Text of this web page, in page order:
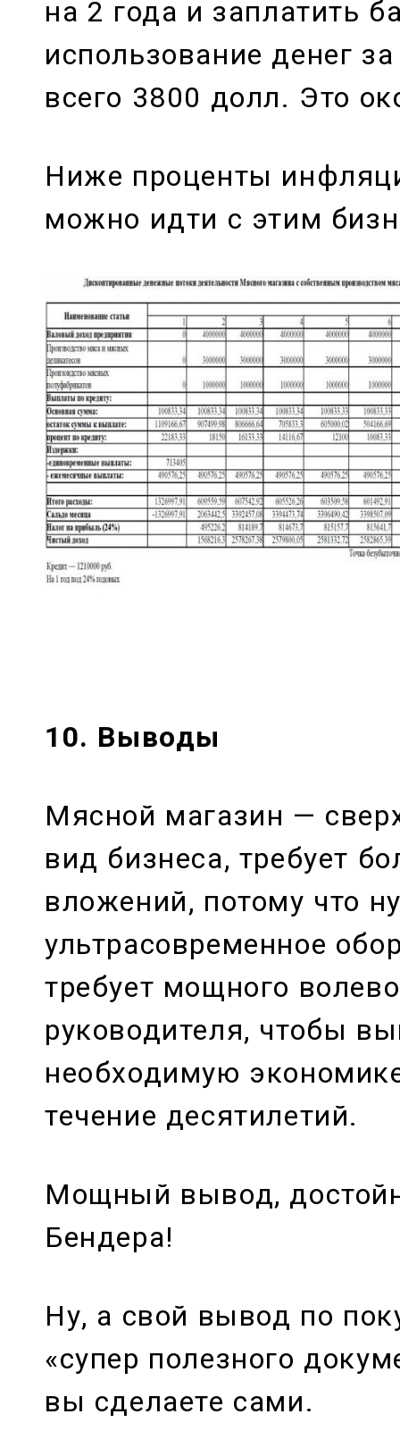
на 2 года и заплатить
использование денег
всего 3800 долл. Это
Ниже проценты
можно идти с этим
10. Выводы
Мясной магазин —
вид бизнеса, требует
вложений, потому что
ультрасовременное
требует мощного
руководителя, чтобы
необходимую
течение десятилетий.
Мощный вывод,
Бендера!
Ну, а свой вывод по
«супер полезного
вы сделаете сами.